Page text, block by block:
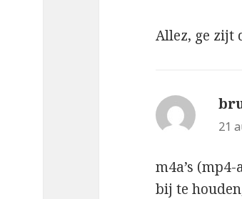
Allez, ge zijt
21
m4a’s
bij te